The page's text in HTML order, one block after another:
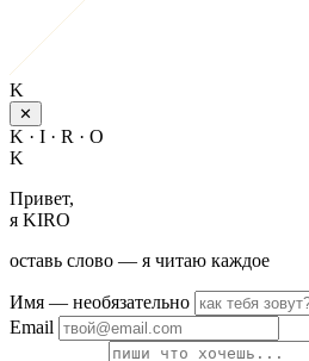
K
✕
K · I · R · O
K
Привет,
я KIRO
оставь слово — я читаю каждое
Имя — необязательно
Email